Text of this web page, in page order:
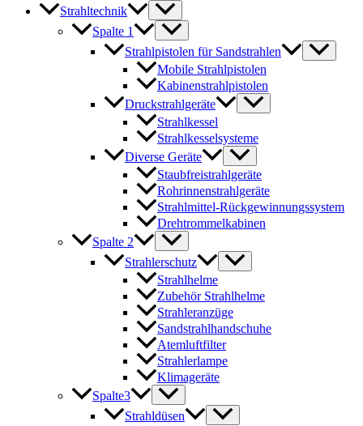
Strahltechnik
Spalte 1
Strahlpistolen für Sandstrahlen
Mobile Strahlpistolen
Kabinenstrahlpistolen
Druckstrahlgeräte
Strahlkessel
Strahlkesselsysteme
Diverse Geräte
Staubfreistrahlgeräte
Rohrinnenstrahlgeräte
Strahlmittel-Rückgewinnungssystem
Drehtrommelkabinen
Spalte 2
Strahlerschutz
Strahlhelme
Zubehör Strahlhelme
Strahleranzüge
Sandstrahlhandschuhe
Atemluftfilter
Strahlerlampe
Klimageräte
Spalte3
Strahldüsen